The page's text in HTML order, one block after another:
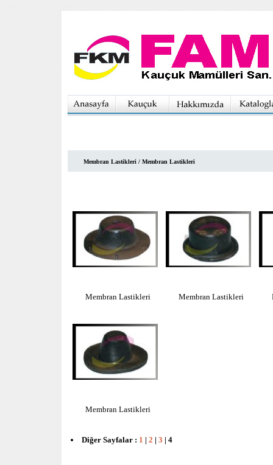
Membran Lastikleri / Membran Lastikleri
Membran Lastikleri Membran Lastikleri
Membran Lastikleri
Diğer Sayfalar : 1 | 2 | 3 | 4